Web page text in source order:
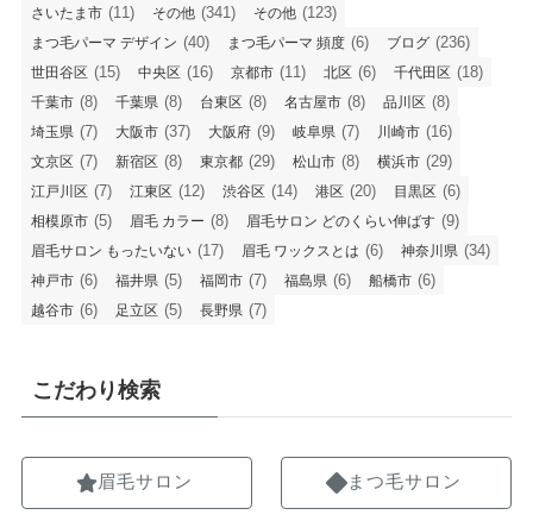
さいたま市 (11) その他 (341) その他 (123)
まつ毛パーマ デザイン (40) まつ毛パーマ 頻度 (6) ブログ (236)
世田谷区 (15) 中央区 (16) 京都市 (11) 北区 (6) 千代田区 (18)
千葉市 (8) 千葉県 (8) 台東区 (8) 名古屋市 (8) 品川区 (8)
埼玉県 (7) 大阪市 (37) 大阪府 (9) 岐阜県 (7) 川崎市 (16)
文京区 (7) 新宿区 (8) 東京都 (29) 松山市 (8) 横浜市 (29)
江戸川区 (7) 江東区 (12) 渋谷区 (14) 港区 (20) 目黒区 (6)
相模原市 (5) 眉毛 カラー (8) 眉毛サロン どのくらい伸ばす (9)
眉毛サロン もったいない (17) 眉毛 ワックスとは (6) 神奈川県 (34)
神戸市 (6) 福井県 (5) 福岡市 (7) 福島県 (6) 船橋市 (6)
越谷市 (6) 足立区 (5) 長野県 (7)
こだわり検索
眉毛サロン まつ毛サロン